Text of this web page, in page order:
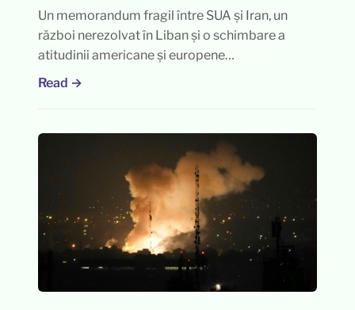
Un memorandum fragil între SUA și Iran, un
război nerezolvat în Liban și o schimbare a
atitudinii americane și europene…
Read →